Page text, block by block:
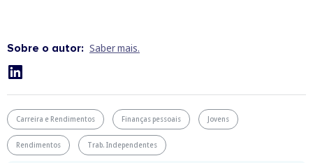
Sobre o autor: Saber mais.
Carreira e Rendimentos Finanças pessoais Jovens
Rendimentos Trab. Independentes